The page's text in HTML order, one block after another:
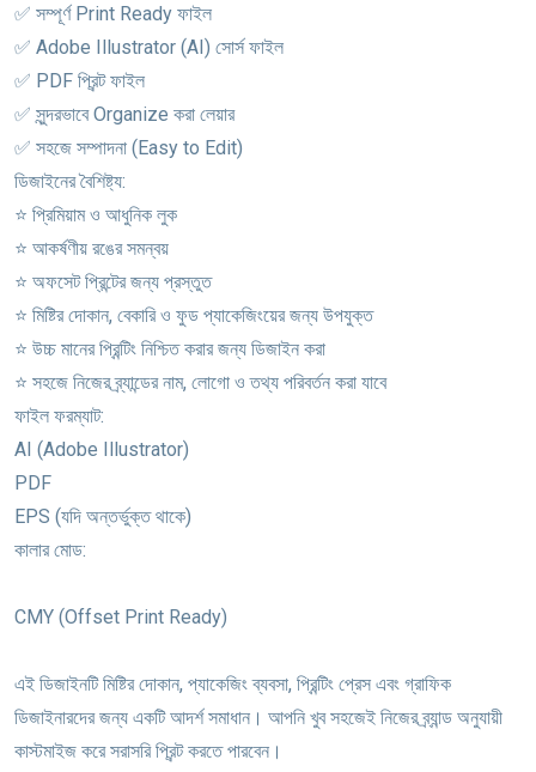
✅ সম্পূর্ণ Print Ready ফাইল
✅ Adobe Illustrator (AI) সোর্স ফাইল
✅ PDF প্রিন্ট ফাইল
✅ সুন্দরভাবে Organize করা লেয়ার
✅ সহজে সম্পাদনা (Easy to Edit)
ডিজাইনের বৈশিষ্ট্য:
⭐ প্রিমিয়াম ও আধুনিক লুক
⭐ আকর্ষণীয় রঙের সমন্বয়
⭐ অফসেট প্রিন্টের জন্য প্রস্তুত
⭐ মিষ্টির দোকান, বেকারি ও ফুড প্যাকেজিংয়ের জন্য উপযুক্ত
⭐ উচ্চ মানের প্রিন্টিং নিশ্চিত করার জন্য ডিজাইন করা
⭐ সহজে নিজের ব্র্যান্ডের নাম, লোগো ও তথ্য পরিবর্তন করা যাবে
ফাইল ফরম্যাট:
AI (Adobe Illustrator)
PDF
EPS (যদি অন্তর্ভুক্ত থাকে)
কালার মোড:
CMY (Offset Print Ready)
এই ডিজাইনটি মিষ্টির দোকান, প্যাকেজিং ব্যবসা, প্রিন্টিং প্রেস এবং গ্রাফিক
ডিজাইনারদের জন্য একটি আদর্শ সমাধান। আপনি খুব সহজেই নিজের ব্র্যান্ড অনুযায়ী
কাস্টমাইজ করে সরাসরি প্রিন্ট করতে পারবেন।